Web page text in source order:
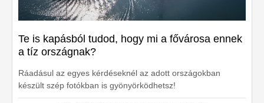
Te is kapásból tudod, hogy mi a fővárosa ennek
a tíz országnak?
Ráadásul az egyes kérdéseknél az adott országokban
készült szép fotókban is gyönyörködhetsz!